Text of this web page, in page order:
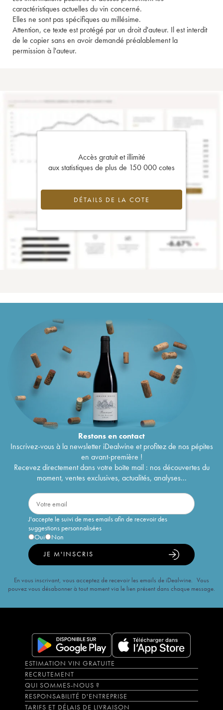
caractéristiques actuelles du vin concerné.
Elles ne sont pas spécifiques au millésime.
Attention, ce texte est protégé par un droit d'auteur. Il est interdit
de le copier sans en avoir demandé préalablement la
permission à l'auteur.
Accès gratuit et illimité
aux statistiques de plus de 150 000 cotes
DÉTAILS DE LA COTE
Restons encontact
Inscrivez-vous à la newsletter iDealwine et profitez de nos pépites
en avant-première !
Recevez directement dans votre boîte mail : nos découvertes du
moment, ventes exclusives, actualités, analyses...
J'accepte le suivi de mes emails afin de recevoir des
suggestions personnalisées
Oui
Non
JE M'INSCRIS
En vous inscrivant, vous acceptez de recevoir les emails de iDealwine. Vous
pouvez vous désabonner à tout moment via le lien présent dans chaque message.
ESTIMATION VIN GRATUITE
RECRUTEMENT
QUI SOMMES-NOUS ?
RESPONSABILITÉ D'ENTREPRISE
TARIFS ET DÉLAIS DE LIVRAISON